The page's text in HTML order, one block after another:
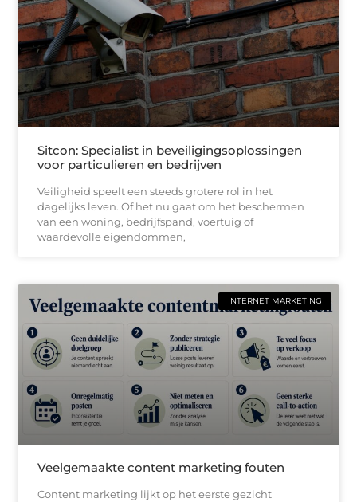
Sitcon: Specialist in beveiligingsoplossingen
voor particulieren en bedrijven
Veiligheid speelt een steeds grotere rol in het
dagelijks leven. Of het nu gaat om het beschermen
van een woning, bedrijfspand, voertuig of
waardevolle eigendommen,
INTERNET MARKETING
Veelgemaakte content marketing fouten
Content marketing lijkt op het eerste gezicht